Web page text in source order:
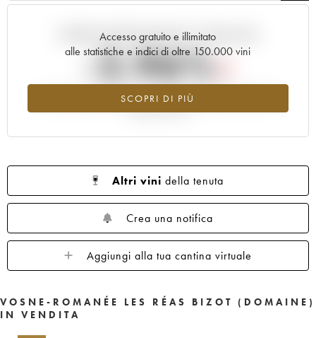
Accesso gratuito e illimitato
alle statistiche e indici di oltre 150.000 vini
SCOPRI DI PIÙ
Andamento della quotazione in tempo reale
-2.96%
Tendenza al ribasso per il valore dell'annata 2009 nel 2026
Altri vini della tenuta
Crea una notifica
Aggiungi alla tua cantina virtuale
VOSNE-ROMANÉE LES RÉAS BIZOT (DOMAINE)
IN VENDITA